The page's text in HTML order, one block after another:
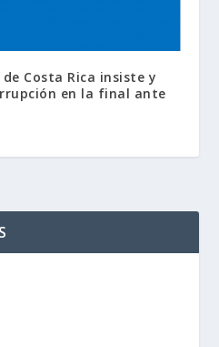
Costa Rica insiste y
en la final ante